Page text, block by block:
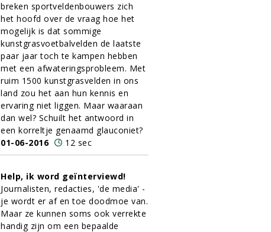
breken sportveldenbouwers zich
het hoofd over de vraag hoe het
mogelijk is dat sommige
kunstgrasvoetbalvelden de laatste
paar jaar toch te kampen hebben
met een afwateringsprobleem. Met
ruim 1500 kunstgrasvelden in ons
land zou het aan hun kennis en
ervaring niet liggen. Maar waaraan
dan wel? Schuilt het antwoord in
een korreltje genaamd glauconiet?
01-06-2016
12 sec
Help, ik word geïnterviewd!
Journalisten, redacties, 'de media' -
je wordt er af en toe doodmoe van.
Maar ze kunnen soms ook verrekte
handig zijn om een bepaalde